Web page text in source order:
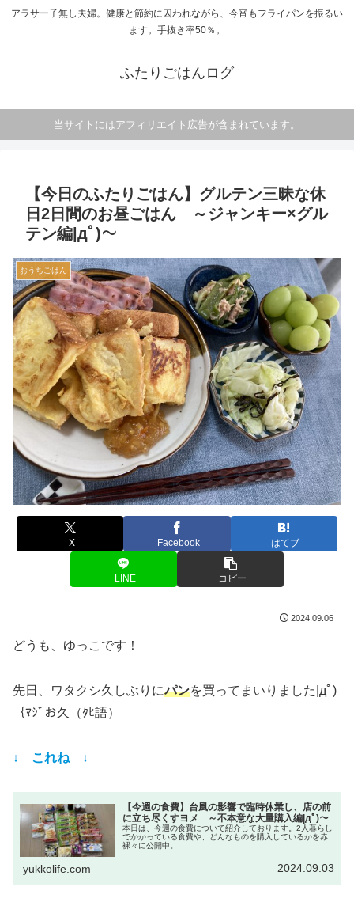
アラサー子無し夫婦。健康と節約に囚われながら、今宵もフライパンを振るい
ます。手抜き率50％。
ふたりごはんログ
当サイトにはアフィリエイト広告が含まれています。
【今日のふたりごはん】グルテン三昧な休
日2日間のお昼ごはん ～ジャンキー×グル
テン編|дﾟ)～
おうちごはん
X Facebook はてブ
LINE コピー
2024.09.06
どうも、ゆっこです！
先日、ワタクシ久しぶりにパンを買ってまいりました|дﾟ)
｛ﾏｼﾞお久（ﾀﾋ語）
↓ これね ↓
【今週の食費】台風の影響で臨時休業し、店の前
に立ち尽くすヨメ ～不本意な大量購入編|дﾟ)～
本日は、今週の食費について紹介しております。2人暮らし
でかかっている食費や、どんなものを購入しているかを赤
裸々に公開中。
yukkolife.com 2024.09.03